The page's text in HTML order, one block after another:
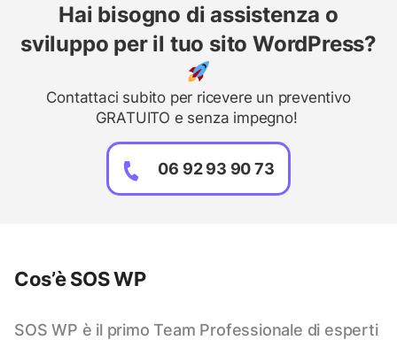
Hai bisogno di assistenza o
sviluppo per il tuo sito WordPress?
Contattaci subito per ricevere un preventivo
GRATUITO e senza impegno!
06 92 93 90 73
Cos’è SOS WP
SOS WP è il primo Team Professionale di esperti